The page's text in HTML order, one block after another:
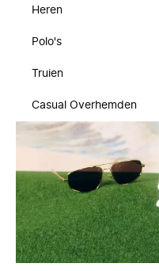
Heren
Polo's
Truien
Casual Overhemden